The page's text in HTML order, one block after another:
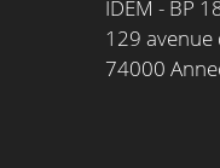
IDEM - BP
129 avenue
74000